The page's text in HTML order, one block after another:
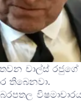
චාල්ස්
තිබෙනවා.